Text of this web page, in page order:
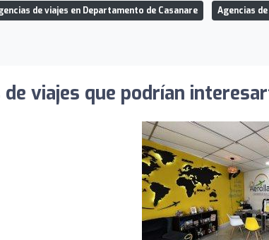
de viajes en Departamento de Casanare Agencias
de viajes que podrían